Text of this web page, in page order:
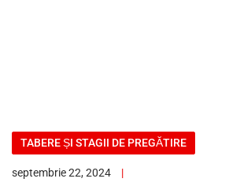
TABERE ȘI STAGII DE PREGĂTIRE
septembrie 22, 2024